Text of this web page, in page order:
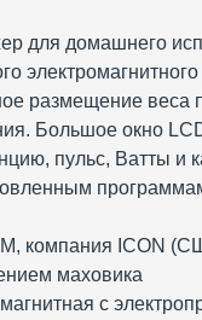
для домашнего
размещение веса
Большое окно
пульс, Ватты и
компания ICON
маховика
с